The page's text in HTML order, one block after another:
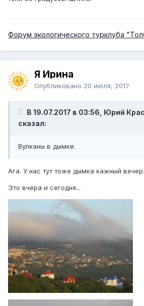
Форум экологического турклуба
Я Ирина
Опубликовано 20 июля, 2017
В 19.07.2017 в 03:56, Юрий
сказал:
Вулканы в дымке.
Ага. У нас тут тоже дымка кажный
Это вчера и сегодня...